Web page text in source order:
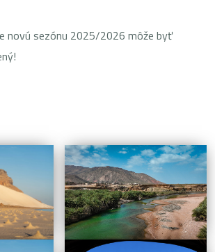
novú sezónu 2025/2026 môže byť